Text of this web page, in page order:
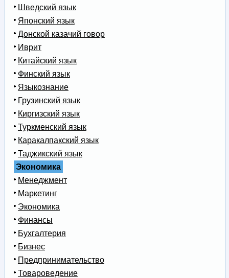
Шведский язык
Японский язык
Донской казачий говор
Иврит
Китайский язык
Финский язык
Языкознание
Грузинский язык
Киргизский язык
Туркменский язык
Каракалпакский язык
Таджикский язык
Экономика
Менеджмент
Маркетинг
Экономика
Финансы
Бухгалтерия
Бизнес
Предпринимательство
Товароведение